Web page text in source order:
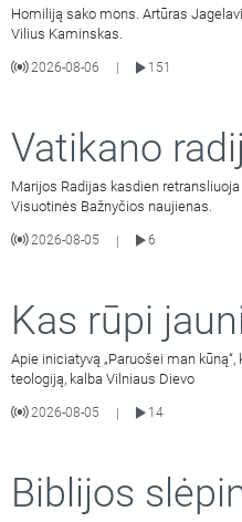
Homiliją sako mons. Artūras
Vilius Kaminskas.
2026-08-06
151
Vatikano
Marijos Radijas kasdien
Visuotinės Bažnyčios naujienas.
2026-08-05 |
6
Kas rūpi
Apie iniciatyvą „Paruošei man
teologiją, kalba Vilniaus Dievo
2026-08-05 |
14
Biblijos